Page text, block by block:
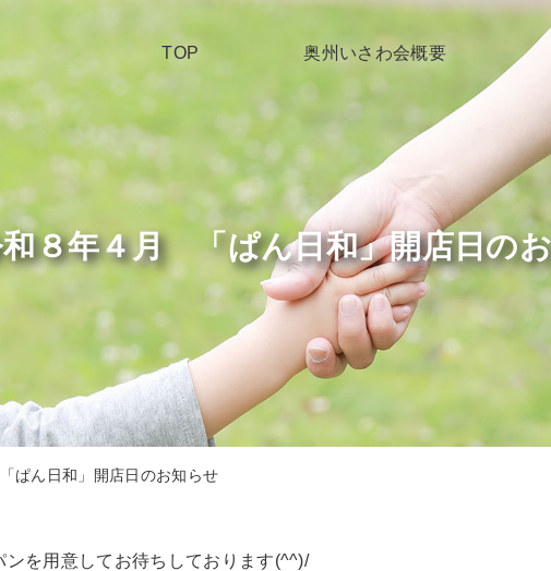
TOP 奥州いさわ会概要
８年４月 「ぱん日和」開店日の
ぱん日和」開店日のお知らせ
を用意してお待ちしております(^^)/